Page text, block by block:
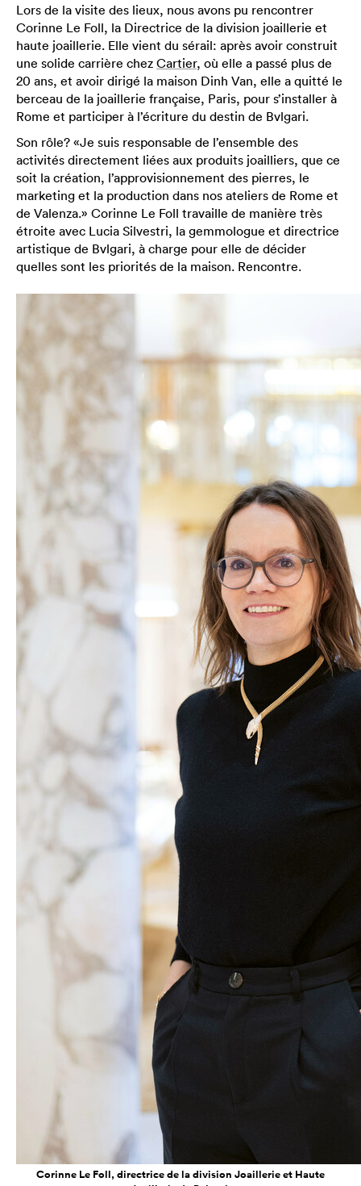
Lors de la visite des lieux, nous avons pu rencontrer
Corinne Le Foll, la Directrice de la division joaillerie et
haute joaillerie. Elle vient du sérail: après avoir construit
une solide carrière chez Cartier, où elle a passé plus de
20 ans, et avoir dirigé la maison Dinh Van, elle a quitté le
berceau de la joaillerie française, Paris, pour s’installer à
Rome et participer à l’écriture du destin de Bvlgari.
Son rôle? «Je suis responsable de l’ensemble des
activités directement liées aux produits joailliers, que ce
soit la création, l’approvisionnement des pierres, le
marketing et la production dans nos ateliers de Rome et
de Valenza.» Corinne Le Foll travaille de manière très
étroite avec Lucia Silvestri, la gemmologue et directrice
artistique de Bvlgari, à charge pour elle de décider
quelles sont les priorités de la maison. Rencontre.
Corinne Le Foll, directrice de la division Joaillerie et Haute